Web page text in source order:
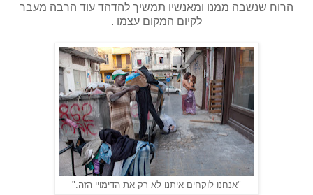
הרוח שנשבה ממנו ומאנשיו תמשיך להדהד עוד הרבה מעבר
לקיום המקום עצמו .
"אנחנו לוקחים איתנו לא רק את הדימויי הזה."